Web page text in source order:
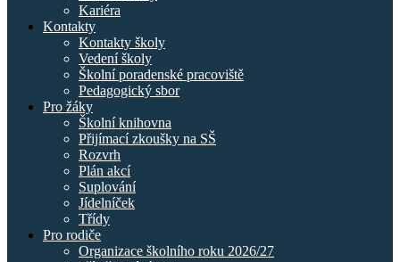
Kariéra
Kontakty
Kontakty školy
Vedení školy
Školní poradenské pracoviště
Pedagogický sbor
Pro žáky
Školní knihovna
Přijímací zkoušky na SŠ
Rozvrh
Plán akcí
Suplování
Jídelníček
Třídy
Pro rodiče
Organizace školního roku 2026/27